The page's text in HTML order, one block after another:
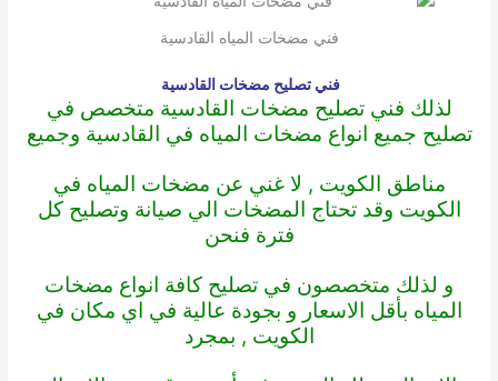
فني مضخات المياه القادسية
فني تصليح مضخات القادسية
لذلك فني تصليح مضخات القادسية متخصص في
تصليح جميع انواع مضخات المياه في القادسية وجميع
مناطق الكويت , لا غني عن مضخات المياه في
الكويت وقد تحتاج المضخات الي صيانة وتصليح كل
فترة فنحن
و لذلك متخصصون في تصليح كافة انواع مضخات
المياه بأقل الاسعار و بجودة عالية في اي مكان في
الكويت , بمجرد